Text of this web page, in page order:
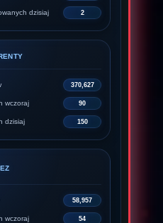
dzisiaj 2
370,627
wczoraj 90
dzisiaj 150
58,957
wczoraj 54